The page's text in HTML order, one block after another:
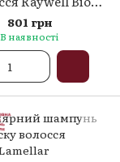
250 мл
801 грн
В наявності